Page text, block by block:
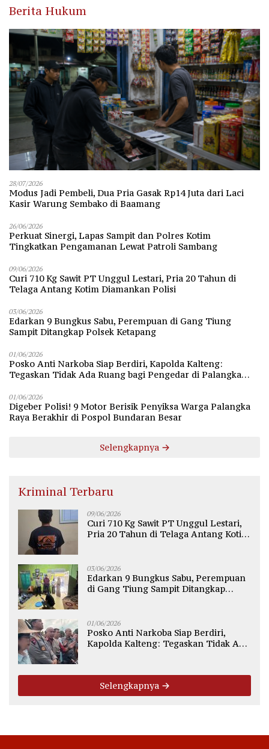
Berita Hukum
28/07/2026
Modus Jadi Pembeli, Dua Pria Gasak Rp14 Juta dari Laci
Kasir Warung Sembako di Baamang
26/06/2026
Perkuat Sinergi, Lapas Sampit dan Polres Kotim
Tingkatkan Pengamanan Lewat Patroli Sambang
09/06/2026
Curi 710 Kg Sawit PT Unggul Lestari, Pria 20 Tahun di
Telaga Antang Kotim Diamankan Polisi
03/06/2026
Edarkan 9 Bungkus Sabu, Perempuan di Gang Tiung
Sampit Ditangkap Polsek Ketapang
01/06/2026
Posko Anti Narkoba Siap Berdiri, Kapolda Kalteng:
Tegaskan Tidak Ada Ruang bagi Pengedar di Palangka
01/06/2026
Digeber Polisi! 9 Motor Berisik Penyiksa Warga Palangka
Raya Berakhir di Pospol Bundaran Besar
Selengkapnya
Kriminal Terbaru
09/06/2026
Curi 710 Kg Sawit PT Unggul Lestari,
Pria 20 Tahun di Telaga Antang Kotim
03/06/2026
Edarkan 9 Bungkus Sabu, Perempuan
di Gang Tiung Sampit Ditangkap
01/06/2026
Posko Anti Narkoba Siap Berdiri,
Kapolda Kalteng: Tegaskan Tidak Ada
Selengkapnya